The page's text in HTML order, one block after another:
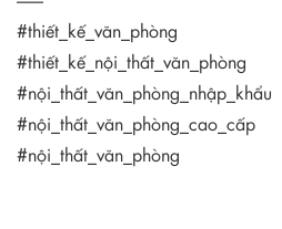
#thiết_kế_văn_phòng
#thiết_kế_nội_thất_văn_phòng
#nội_thất_văn_phòng_nhập_khẩu
#nội_thất_văn_phòng_cao_cấp
#nội_thất_văn_phòng